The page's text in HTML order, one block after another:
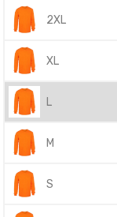
2XL
XL
L
M
S